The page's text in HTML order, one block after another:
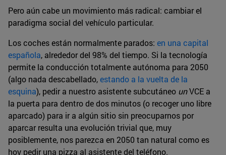
Pero aún cabe un movimiento más radical: cambiar el
paradigma social del vehículo particular.
Los coches están normalmente parados: en una capital
española, alrededor del 98% del tiempo. Si la tecnología
permite la conducción totalmente autónoma para 2050
(algo nada descabellado,estando a la vuelta de la
esquina), pedir a nuestro asistente subcutáneo unVCE a
la puerta para dentro de dos minutos (o recoger uno libre
aparcado) para ir a algún sitio sin preocuparnos por
aparcar resulta una evolución trivial que, muy
posiblemente, nos parezca en 2050 tan natural como es
hoy pedir una pizza al asistente del teléfono.